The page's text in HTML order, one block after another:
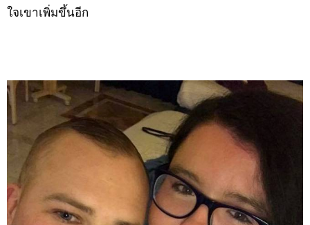
ใจเขาเพิ่มขึ้นอีก